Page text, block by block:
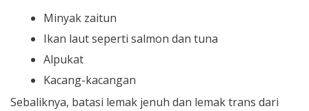
Minyak zaitun
Ikan laut seperti salmon dan tuna
Alpukat
Kacang-kacangan
Sebaliknya, batasi lemak jenuh dan lemak trans dari